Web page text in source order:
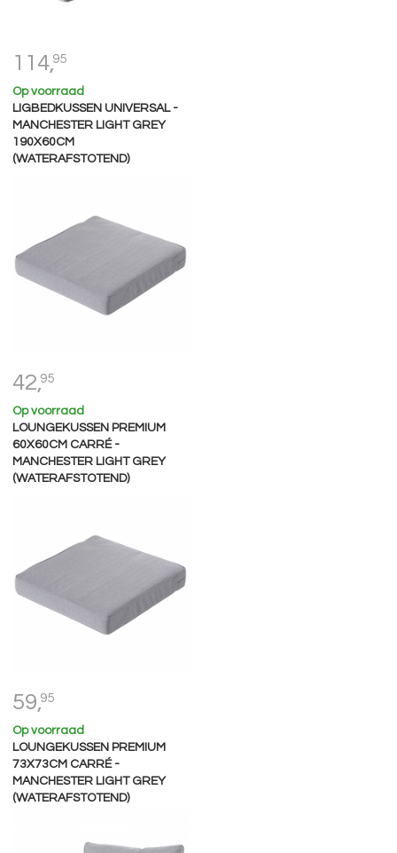
114,95
Op voorraad
LIGBEDKUSSEN UNIVERSAL -
MANCHESTER LIGHT GREY
190X60CM
(WATERAFSTOTEND)
42,95
Op voorraad
LOUNGEKUSSEN PREMIUM
60X60CM CARRÉ -
MANCHESTER LIGHT GREY
(WATERAFSTOTEND)
59,95
Op voorraad
LOUNGEKUSSEN PREMIUM
73X73CM CARRÉ -
MANCHESTER LIGHT GREY
(WATERAFSTOTEND)